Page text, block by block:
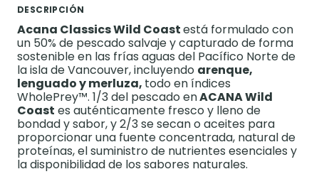
DESCRIPCIÓN
Acana Classics Wild Coastestá formulado con
un 50% de pescado salvaje y capturado de forma
sostenible en las frías aguas del Pacífico Norte de
la isla de Vancouver, incluyendo arenque,
lenguado y merluza, todo en índices
WholePrey™. 1/3 del pescado enACANA Wild
Coast es auténticamente fresco y lleno de
bondad y sabor, y 2/3 se secan o aceites para
proporcionar una fuente concentrada, natural de
proteínas, el suministro de nutrientes esenciales y
la disponibilidad de los sabores naturales.